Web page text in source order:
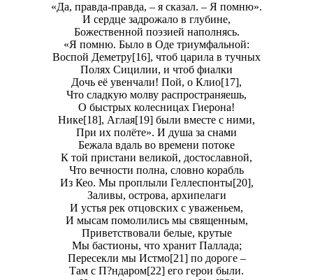
«Да, правда-правда, – я сказал. – Я помню».
И сердце задрожало в глубине,
Божественной поэзией напoлнясь.
«Я помню. Было в Оде триумфальной:
Воспой Деметру[16], чтоб царила в тучных
Полях Сицилии, и чтоб фиалки
Дочь её увенчали! Пой, о Клио[17],
Что сладкую молву распространяешь,
О быстрых колесницах Гиерона!
Нике[18], Аглая[19] были вместе с ними,
При их полёте». И душа за снами
Бежала вдаль во времени потоке
К той пристани великой, достославной,
Что вечности полнa, словно корабль
Из Кео. Мы проплыли Геллеспонты[20],
Заливы, островa, архипелаги
И устья рек отцовских с уваженьем,
И мысам помолились мы священным,
Приветствовали белые, крутые
Мы бастионы, что хранит Паллада;
Пересекли мы Истмо[21] по дороге –
Там с П?ндаром[22] его герои были.